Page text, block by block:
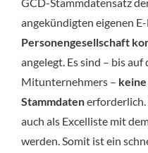
angekündigten eigenen
Personengesellschaft
angelegt. Es sind – bis auf
Mitunternehmers –
Stammdatenerforderlich.
auch als Excelliste mit
werden. Somit ist ein